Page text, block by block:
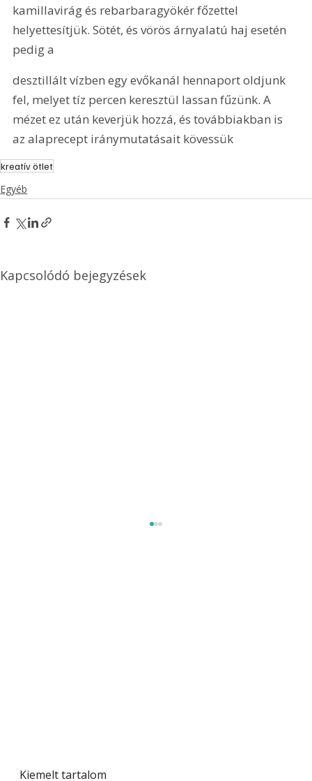
Kiemelt tartalom
kamillavirág és rebarbaragyökér főzettel
helyettesítjük. Sötét, és vörös árnyalatú haj esetén
pedig a
desztillált vízben egy evőkanál hennaport oldjunk
fel, melyet tíz percen keresztül lassan fűzünk. A
mézet ez után keverjük hozzá, és továbbiakban is
az alaprecept iránymutatásait kövessük
kreatív ötlet
Egyéb
Kapcsolódó bejegyzések